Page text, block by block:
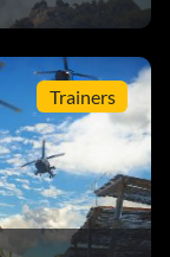
Trainers